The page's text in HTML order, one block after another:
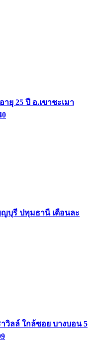
ยุ 25 ปี อ.เขาชะเมา
ญบุรี ปทุมธานี เดือนละ
วิลล์ ใกล้ซอย บางบอน 5